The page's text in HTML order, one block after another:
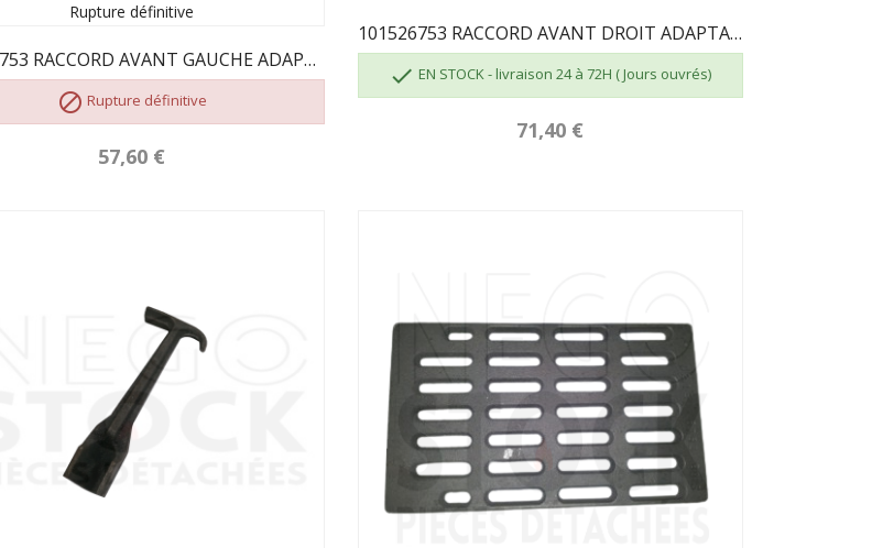
Rupture définitive
101556753 RACCORD AVANT GAUCHE ADAPTABLE POUR...
 Rupture définitive
57,60 €
101526753 RACCORD AVANT DROIT ADAPTABLE POUR...
 EN STOCK - livraison 24 à 72H ( Jours ouvrés)
71,40 €